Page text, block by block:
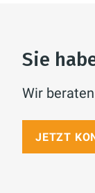
Sie
Wir
JETZT